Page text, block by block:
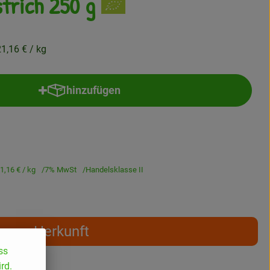
€ / kg
hinzufügen
Produkt zum Warenkorb hinzufügen
€/ kg 7% MwSt Handelsklasse II
Herkunft